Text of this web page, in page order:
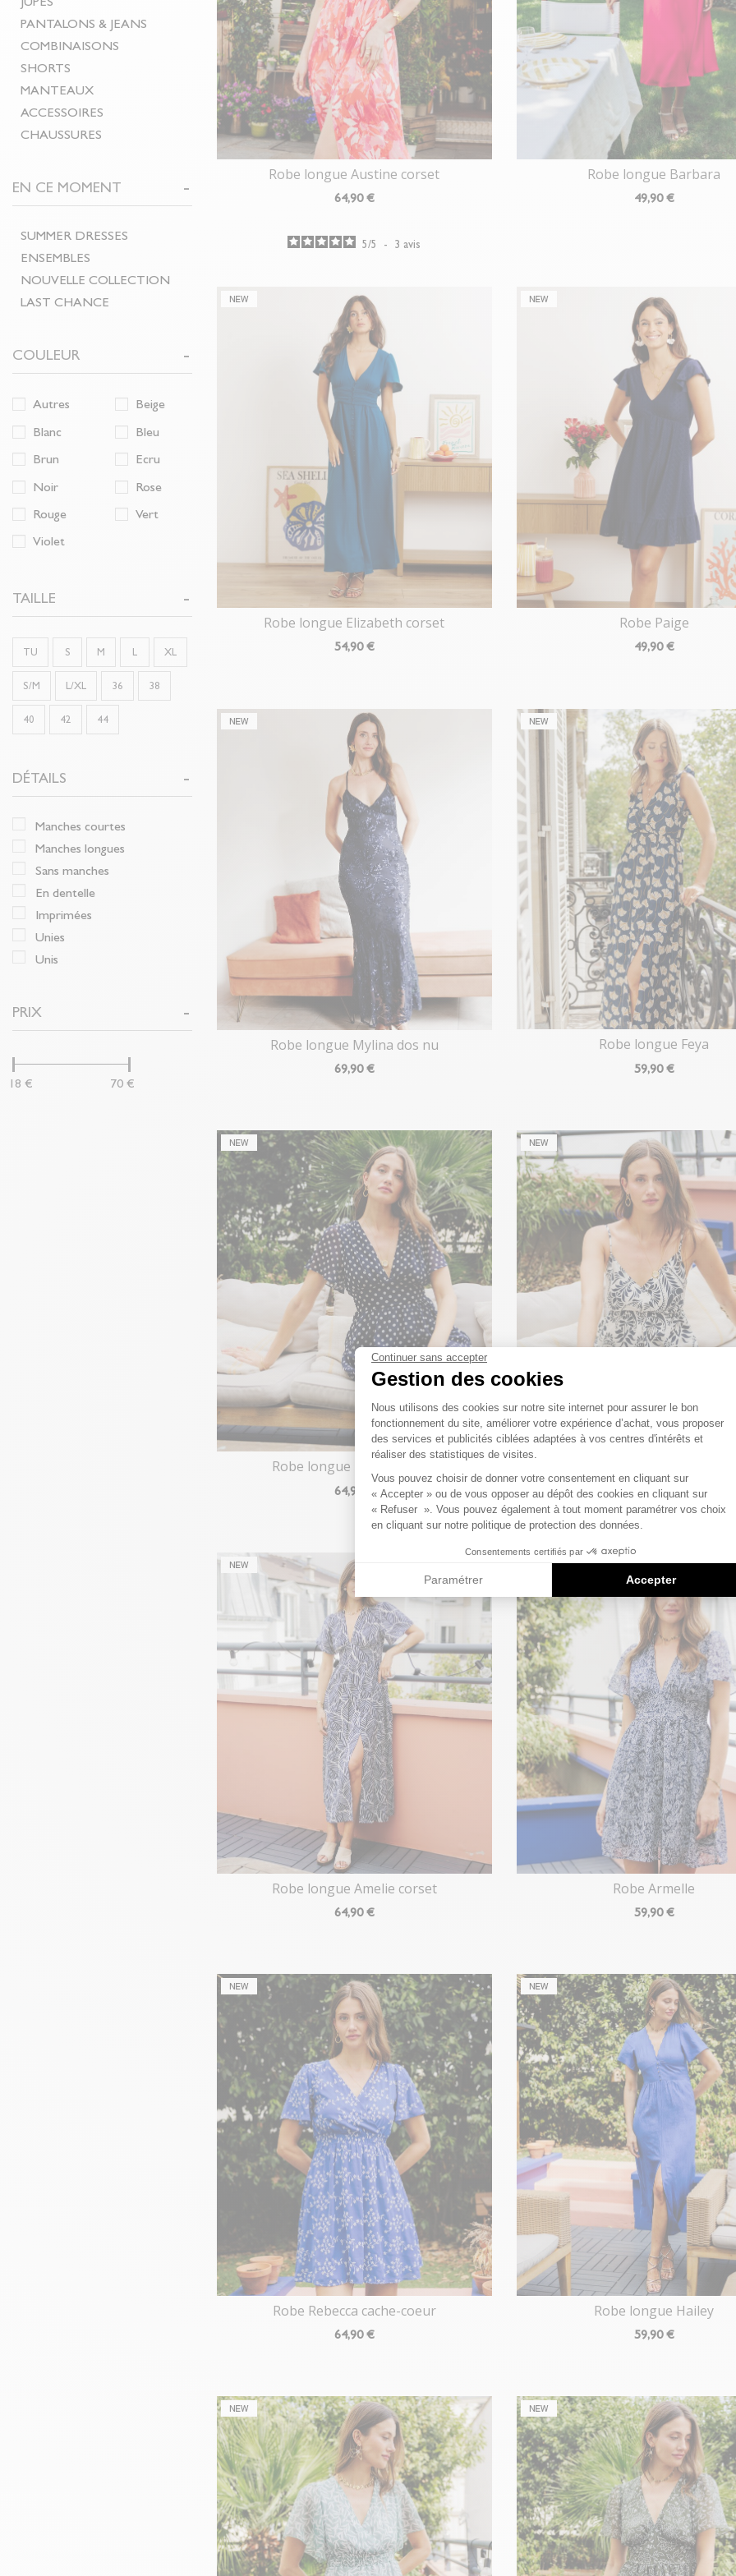
Continuer sans accepter
Gestion des cookies
Plateforme de Gestion du
Nous utilisons des cookies sur notre site internet pour assurer le bon
fonctionnement du site, améliorer votre expérience d’achat, vous proposer
des services et publicités ciblées adaptées à vos centres d'intérêts et
réaliser des statistiques de visites.
Vous pouvez choisir de donner votre consentement en cliquant sur
« Accepter » ou de vous opposer au dépôt des cookies en cliquant sur
« Refuser ». Vous pouvez également à tout moment paramétrer vos choix
en cliquant sur notre politique de protection des données.
Consentements certifiés par
Paramétrer Accepter
PANTALONS & JEANS
COMBINAISONS
SHORTS
MANTEAUX
ACCESSOIRES
CHAUSSURES
EN CE MOMENT
SUMMER DRESSES
ENSEMBLES
NOUVELLE COLLECTION
LAST CHANCE
COULEUR
Autres
Beige
Blanc
Bleu
Brun
Ecru
Noir
Rose
Rouge
Vert
Violet
TAILLE
TU S M L XL
S/M L/XL 36 38
40 42 44
DÉTAILS
manches courtes
manches longues
sans manches
en dentelle
imprimées
unies
unis
PRIX
18 € 70 €
Robe longue Austine corset
64,90 €
5/5 - 3 avis
Robe longue Barbara
49,90 €
Robe longue Elizabeth corset
54,90 €
Robe Paige
49,90 €
Robe longue Mylina dos nu
69,90 €
Robe longue Feya
59,90 €
Robe longue Maxim corset
64,90 € 39,90 €
Robe longue Amelie corset
64,90 €
Robe Armelle
59,90 €
Robe Rebecca cache-coeur
64,90 €
Robe longue Hailey
59,90 €